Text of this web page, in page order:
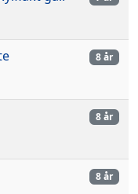
8 år
8 år
8 år